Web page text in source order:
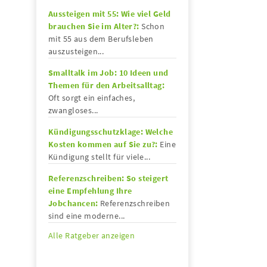
Aussteigen mit 55: Wie viel Geld
brauchen Sie im Alter?: Schon
mit 55 aus dem Berufsleben
auszusteigen...
Smalltalk im Job: 10 Ideen und
Themen für den Arbeitsalltag:
Oft sorgt ein einfaches,
zwangloses...
Kündigungsschutzklage: Welche
Kosten kommen auf Sie zu?: Eine
Kündigung stellt für viele...
Referenzschreiben: So steigert
eine Empfehlung Ihre
Jobchancen: Referenzschreiben
sind eine moderne...
Alle Ratgeber anzeigen